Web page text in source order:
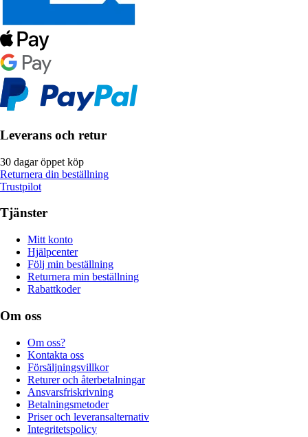
Leverans och retur
30 dagar öppet köp
Returnera din beställning
Trustpilot
Tjänster
Mitt konto
Hjälpcenter
Följ min beställning
Returnera min beställning
Rabattkoder
Om oss
Om oss?
Kontakta oss
Försäljningsvillkor
Returer och återbetalningar
Ansvarsfriskrivning
Betalningsmetoder
Priser och leveransalternativ
Integritetspolicy